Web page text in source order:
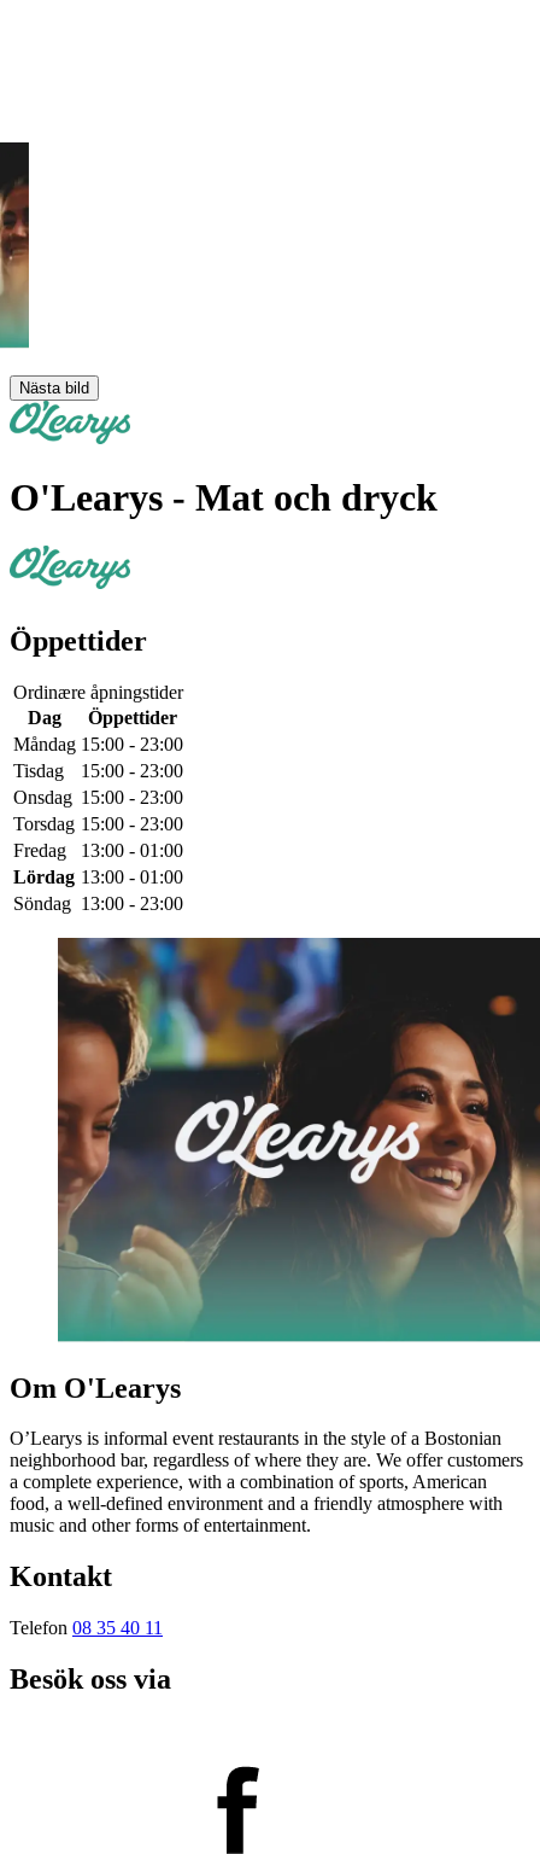
Nästa bild
O'Learys - Mat och dryck
Öppettider
Ordinære åpningstider
Dag
Öppettider
Måndag 15:00 - 23:00
Tisdag
15:00 - 23:00
Onsdag 15:00 - 23:00
Torsdag 15:00 - 23:00
Fredag
13:00 - 01:00
Lördag 13:00 - 01:00
Söndag 13:00 - 23:00
Om O'Learys
O’Learys is informal event restaurants in the style of a Bostonian
neighborhood bar, regardless of where they are. We offer customers
a complete experience, with a combination of sports, American
food, a well-defined environment and a friendly atmosphere with
music and other forms of entertainment.
Kontakt
Telefon 08 35 40 11
Besök oss via